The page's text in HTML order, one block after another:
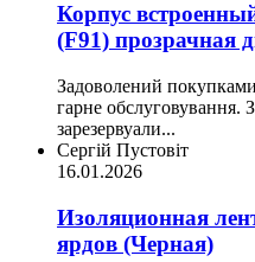
Корпус
(F91) прозрачная
Задоволений
гарне обслуговування.
зарезервуали...
Сергій Пустовіт
16.01.2026
Изоляционная
ярдов (Черная)